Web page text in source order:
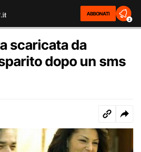
ABBONATI
2
scaricata da
dopo un sms